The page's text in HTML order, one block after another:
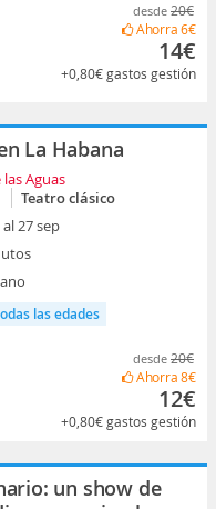
desde 20€
Ahorra6€
14€
+0,80€gastos gestión
La Habana
Aguas
Teatro clásico
27 sep
las edades
desde 20€
Ahorra8€
12€
+0,80€gastos gestión
un show de